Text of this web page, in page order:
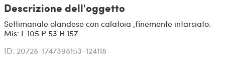
Descrizione dell'oggetto
Settimanale olandese con calatoia ,finemente intarsiato.
Mis: L 105 P 53 H 157
ID: 20728-1747398153-124118